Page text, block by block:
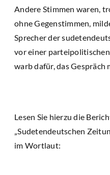
Andere Stimmen waren,
ohne Gegenstimmen,
Sprecher der
vor einer
warb dafür, das Gespräch
Lesen Sie hierzu die
„Sudetendeutschen
im Wortlaut: